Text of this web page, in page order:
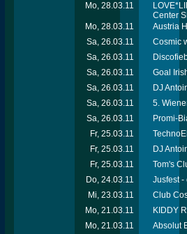
Mo, 28.03.11
Center
Mo, 28.03.11
Austria
Sa, 26.03.11
Cosmic
Sa, 26.03.11
Sa, 26.03.11
Goal
Sa, 26.03.11
DJ
Sa, 26.03.11
5.
Sa, 26.03.11
Promi-
Fr, 25.03.11
Fr, 25.03.11
DJ
Fr, 25.03.11
Tom's
Do, 24.03.11
Jusfest -
Mi, 23.03.11
Club
Mo, 21.03.11
KIDDY
Mo, 21.03.11
Absolut